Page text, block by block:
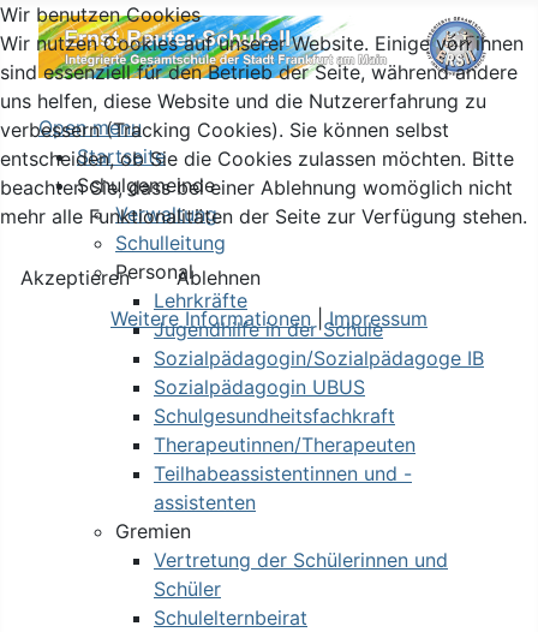
Open menu
Startseite
Schulgemeinde
Verwaltung
Schulleitung
Personal
Lehrkräfte
Jugendhilfe in der Schule
Sozialpädagogin/Sozialpädagoge IB
Sozialpädagogin UBUS
Schulgesundheitsfachkraft
Therapeutinnen/Therapeuten
Teilhabeassistentinnen und -
assistenten
Gremien
Vertretung der Schülerinnen und
Schüler
Schulelternbeirat
Wir benutzen Cookies
Wir nutzen Cookies auf unserer Website. Einige von ihnen
sind essenziell für den Betrieb der Seite, während andere
uns helfen, diese Website und die Nutzererfahrung zu
verbessern (Tracking Cookies). Sie können selbst
entscheiden, ob Sie die Cookies zulassen möchten. Bitte
beachten Sie, dass bei einer Ablehnung womöglich nicht
mehr alle Funktionalitäten der Seite zur Verfügung stehen.
Akzeptieren
Ablehnen
Weitere Informationen |Impressum